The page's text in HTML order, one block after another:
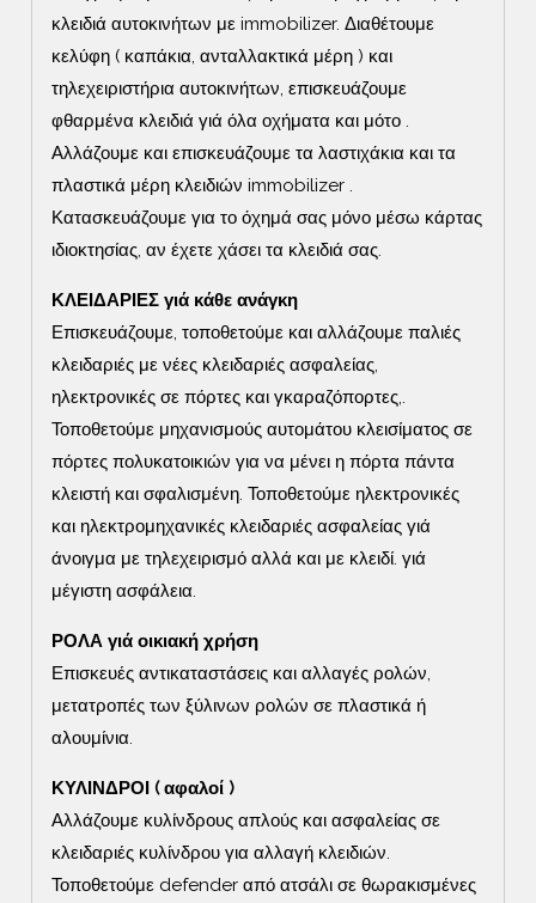
κλειδιά αυτοκινήτων με immobilizer. Διαθέτουμε
κελύφη ( καπάκια, ανταλλακτικά μέρη ) και
τηλεχειριστήρια αυτοκινήτων, επισκευάζουμε
φθαρμένα κλειδιά γιά όλα οχήματα και μότο .
Αλλάζουμε και επισκευάζουμε τα λαστιχάκια και τα
πλαστικά μέρη κλειδιών immobilizer .
Κατασκευάζουμε για το όχημά σας μόνο μέσω κάρτας
ιδιοκτησίας, αν έχετε χάσει τα κλειδιά σας.
ΚΛΕΙΔΑΡΙΕΣ γιά κάθε ανάγκη
Επισκευάζουμε, τοποθετούμε και αλλάζουμε παλιές
κλειδαριές με νέες κλειδαριές ασφαλείας,
ηλεκτρονικές σε πόρτες και γκαραζόπορτες,.
Τοποθετούμε μηχανισμούς αυτομάτου κλεισίματος σε
πόρτες πολυκατοικιών για να μένει η πόρτα πάντα
κλειστή και σφαλισμένη. Τοποθετούμε ηλεκτρονικές
και ηλεκτρομηχανικές κλειδαριές ασφαλείας γιά
άνοιγμα με τηλεχειρισμό αλλά και με κλειδί. γιά
μέγιστη ασφάλεια.
ΡΟΛΑ γιά οικιακή χρήση
Επισκευές αντικαταστάσεις και αλλαγές ρολών,
μετατροπές των ξύλινων ρολών σε πλαστικά ή
αλουμίνια.
ΚΥΛΙΝΔΡΟΙ ( αφαλοί )
Αλλάζουμε κυλίνδρους απλούς και ασφαλείας σε
κλειδαριές κυλίνδρου για αλλαγή κλειδιών.
Τοποθετούμε defender από ατσάλι σε θωρακισμένες